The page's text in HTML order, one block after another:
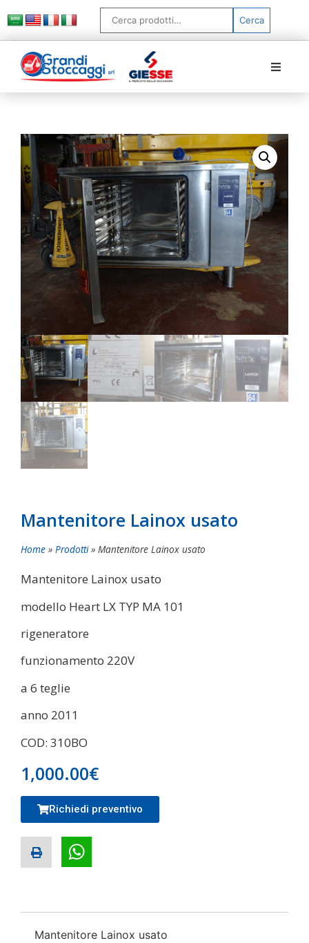
Cerca
Chi siamo
Prodotti
Servizi
FAQ
Contatti
Mantenitore Lainox usato
Home » Prodotti» Mantenitore Lainox usato
Mantenitore Lainox usato
modello Heart LX TYP MA 101
rigeneratore
funzionamento 220V
a 6 teglie
anno 2011
COD: 310BO
1,000.00€
Richiedi preventivo
Mantenitore Lainox usato